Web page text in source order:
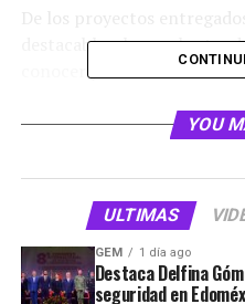
De los proyectos
destacables, los cuales
conocer y escalar el
patrocinios.
El viaje se realizarÃ¡ a
aÃ±o presente, hasta el 8
serÃ¡ impulsado por
el Ayuntamiento de
Karla Wheelock.
YOU
ULTIMAS
GEM 1 día ago
Destaca Delfina
seguridad en Edoméx